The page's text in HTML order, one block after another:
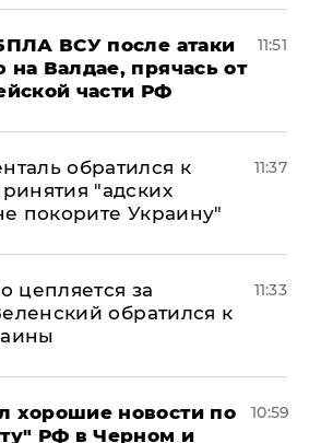
ВСУ после атаки
Валдае, прячась от
части РФ
11:51
обратился к
"адских
покорите Украину"
11:37
цепляется за
обратился к
11:33
хорошие новости по
РФ в Черном и
10:59